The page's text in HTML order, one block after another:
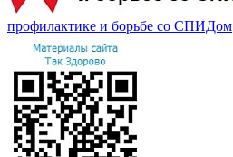
профилактике и борьбе со СПИДом